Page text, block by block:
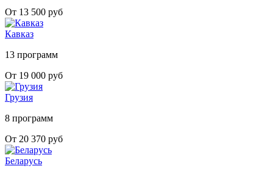
От 13 500 руб
Кавказ
13 программ
От 19 000 руб
Грузия
8 программ
От 20 370 руб
Беларусь